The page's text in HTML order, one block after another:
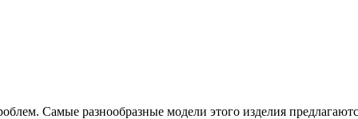
Самые разнообразные модели этого изделия